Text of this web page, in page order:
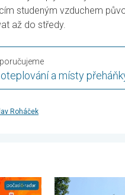
studeným vzduchem
až do středy.
a místy
Roháček
30 stupňů. . . pátek 31.
Novoborsko